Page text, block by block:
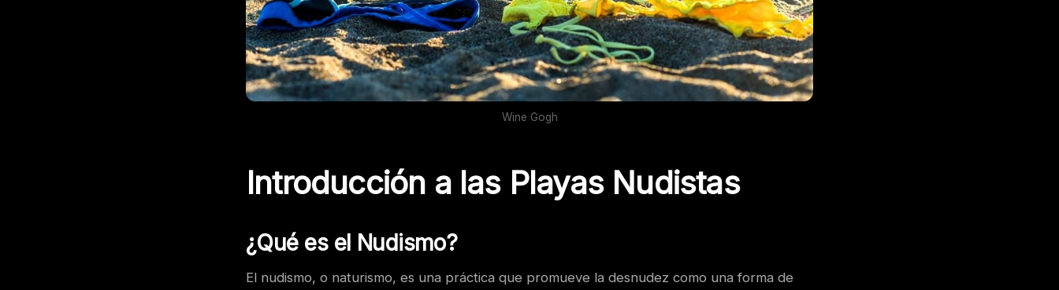
Wine Gogh
Introducción a las Playas Nudistas
¿Qué es el Nudismo?
El nudismo, o naturismo, es una práctica que promueve la desnudez como una forma de